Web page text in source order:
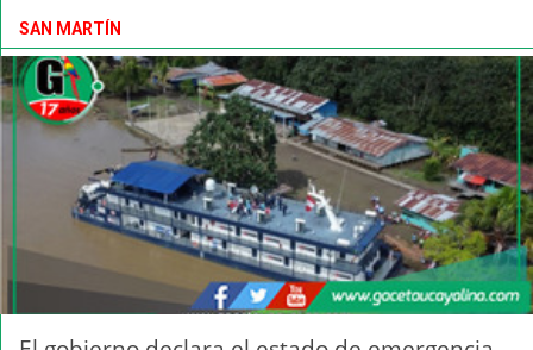
SAN MARTÍN